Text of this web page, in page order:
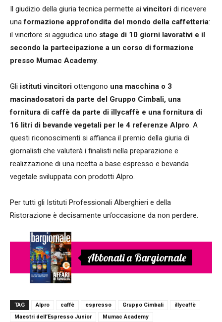
Il giudizio della giuria tecnica permette aivincitori di ricevere
unaformazione approfondita del mondo della caffetteria:
il vincitore si aggiudica uno stage di 10 giorni lavorativi e il
secondo la partecipazione a un corso di formazione
presso Mumac Academy.
Gli istituti vincitori ottengono una macchina o 3
macinadosatori da parte del Gruppo Cimbali, una
fornitura di caffè da parte di illycaffè e una fornitura di
16 litri di bevande vegetali per le 4 referenze Alpro. A
questi riconoscimenti si affianca il premio della giuria di
giornalisti che valuterà i finalisti nella preparazione e
realizzazione di una ricetta a base espresso e bevanda
vegetale sviluppata con prodotti Alpro.
Per tutti gli Istituti Professionali Alberghieri e della
Ristorazione è decisamente un’occasione da non perdere.
Abbonati a Bargiornale
TAG Alpro caffè espresso Gruppo Cimbali
illycaffè
Maestri dell’Espresso Junior
Mumac Academy